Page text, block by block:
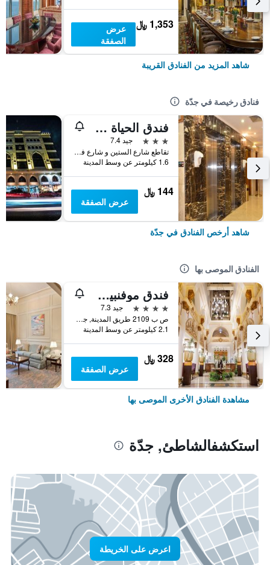
1,353 ﷼
عرض
الصفقة
شاهد المزيد من الفنادق القريبة
فنادق رخيصة في جدّة
فندق الحياة جدة كونتيننتال
3 نجوم
جيد 7.4
تقاطع شارع الستين و شارع فلسطين، مقابل سامبا بنك, جدّة, المملكة العربية السعودية
1.6 كيلومتر عن وسط المدينة
144 ﷼
عرض الصفقة
شاهد أرخص الفنادق في جدّة
الفنادق الموصى بها
فندق موفنبيك جدة
4 نجوم
جيد 7.3
ص ب 2109 طريق المدينة, جدّة, المملكة العربية السعودية
2.1 كيلومتر عن وسط المدينة
328 ﷼
عرض الصفقة
مشاهدة الفنادق الأخرى الموصى بها
استكشفالشاطئ, جدّة
اعرض على الخريطة